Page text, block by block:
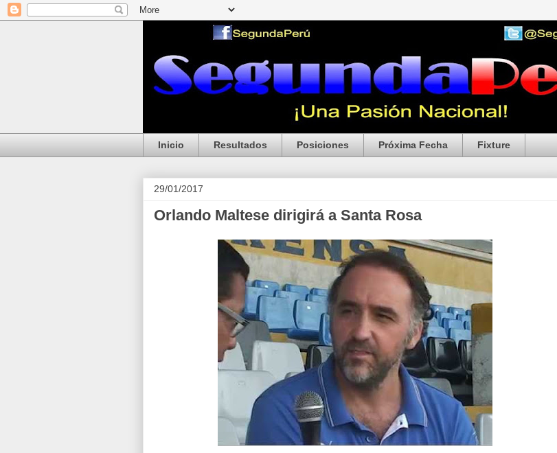
Inicio Resultados Posiciones Próxima Fecha Fixture
29/01/2017
Orlando Maltese dirigirá a Santa Rosa